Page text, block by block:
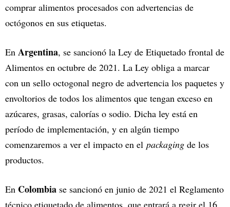
comprar alimentos procesados con advertencias de
octógonos en sus etiquetas.
En Argentina, se sancionó la Ley de Etiquetado frontal de
Alimentos en octubre de 2021. La Ley obliga a marcar
con un sello octogonal negro de advertencia los paquetes y
envoltorios de todos los alimentos que tengan exceso en
azúcares, grasas, calorías o sodio. Dicha ley está en
período de implementación, y en algún tiempo
comenzaremos a ver el impacto en el packaging de los
productos.
En Colombia se sancionó en junio de 2021 el Reglamento
técnico etiquetado de alimentos, que entrará a regir el 16